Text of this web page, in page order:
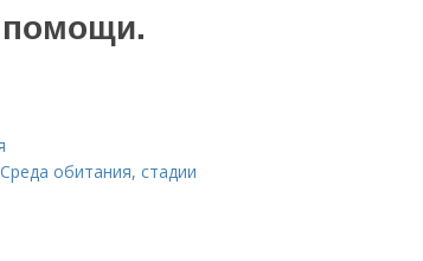
помощи.
обитания, стадии